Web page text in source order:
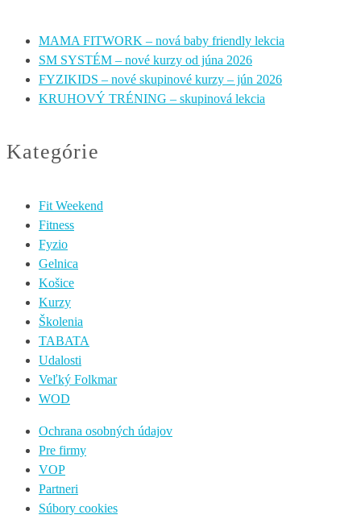
MAMA FITWORK – nová baby friendly lekcia
SM SYSTÉM – nové kurzy od júna 2026
FYZIKIDS – nové skupinové kurzy – jún 2026
KRUHOVÝ TRÉNING – skupinová lekcia
Kategórie
Fit Weekend
Fitness
Fyzio
Gelnica
Košice
Kurzy
Školenia
TABATA
Udalosti
Veľký Folkmar
WOD
Ochrana osobných údajov
Pre firmy
VOP
Partneri
Súbory cookies